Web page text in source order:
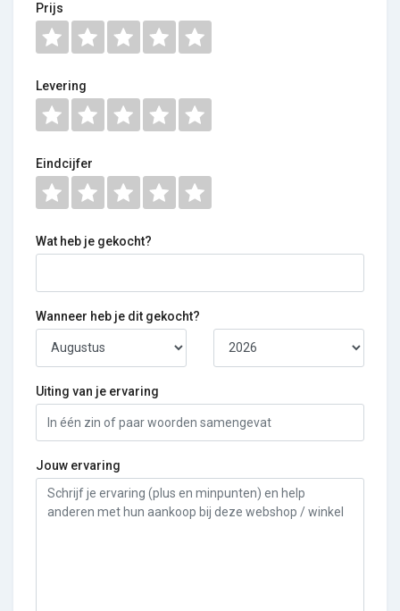
Prijs
Levering
Eindcijfer
Wat heb je gekocht?
Wanneer heb je dit gekocht?
Uiting van je ervaring
Jouw ervaring